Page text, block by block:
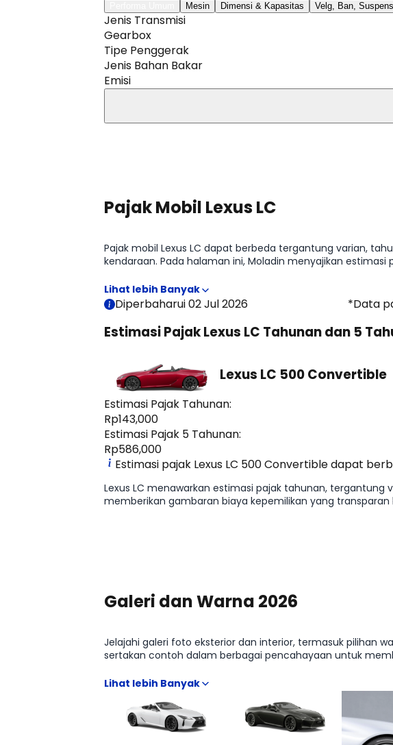
Mesin Dimensi & Kapasitas Velg, Ban,
Jenis Transmisi
Gearbox
Tipe Penggerak
Jenis Bahan Bakar
Emisi
Pajak Mobil Lexus LC
Pajak mobil Lexus LC dapat berbeda tergantung varian,
kendaraan. Pada halaman ini, Moladin menyajikan
Diperbaharui 02 Jul 2026 *Data
Estimasi Pajak Lexus LC Tahunan dan 5
Lexus LC 500 Convertible
Estimasi Pajak Tahunan:
Rp143,000
Estimasi Pajak 5 Tahunan:
Rp586,000
Estimasi pajak Lexus LC 500 Convertible dapat
Lexus LC menawarkan estimasi pajak tahunan, tergantung
memberikan gambaran biaya kepemilikan yang transparan
Galeri dan Warna 2026
Jelajahi galeri foto eksterior dan interior, termasuk pilihan
sertakan contoh dalam berbagai pencahayaan untuk